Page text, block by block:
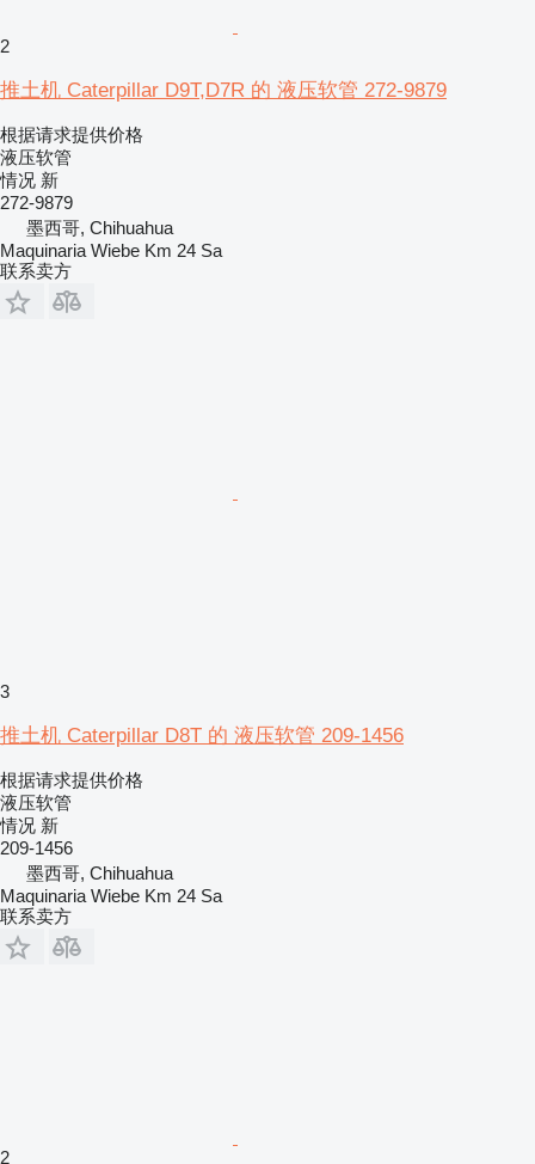
2
推土机 Caterpillar D9T,D7R 的 液压软管 272-9879
根据请求提供价格
液压软管
情况 新
272-9879
墨西哥, Chihuahua
Maquinaria Wiebe Km 24 Sa
联系卖方
3
推土机 Caterpillar D8T 的 液压软管 209-1456
根据请求提供价格
液压软管
情况 新
209-1456
墨西哥, Chihuahua
Maquinaria Wiebe Km 24 Sa
联系卖方
2